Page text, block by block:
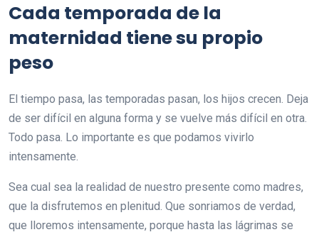
Cada temporada de la
maternidad tiene su propio
peso
El tiempo pasa, las temporadas pasan, los hijos crecen. Deja
de ser difícil en alguna forma y se vuelve más difícil en otra.
Todo pasa. Lo importante es que podamos vivirlo
intensamente.
Sea cual sea la realidad de nuestro presente como madres,
que la disfrutemos en plenitud. Que sonriamos de verdad,
que lloremos intensamente, porque hasta las lágrimas se